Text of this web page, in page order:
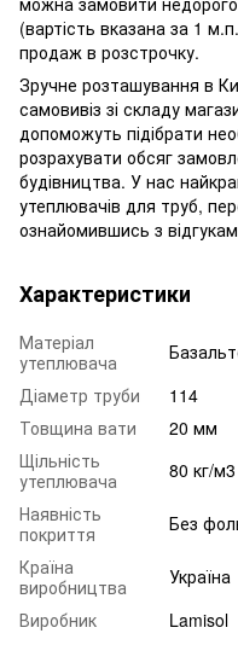
(вартість вказана за 1
продаж в розстрочку.
Зручне розташування в
самовивіз зі складу
допоможуть підібрати
розрахувати обсяг
будівництва. У нас
утеплювачів для труб,
ознайомившись з
Характеристики
Матеріал
утеплювача
Діаметр труби
114
Товщина вати
20 мм
Щільність
утеплювача
80 кг/м3
Наявність
покриття
Без
Країна
виробництва
Україна
Виробник
Lamisol